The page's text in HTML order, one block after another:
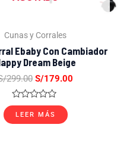
Cunas y Corrales
Ebaby Con Cambiador
Dream Beige
299.00 S/179.00
Valorado
con
0
LEER MÁS